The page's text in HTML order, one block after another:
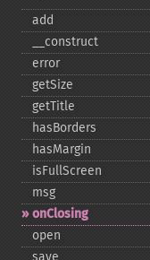
add
_​_​construct
error
getSize
getTitle
hasBorders
hasMargin
isFullScreen
msg
onClosing
open
save